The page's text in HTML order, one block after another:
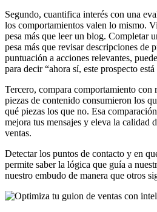
Segundo, cuantifica interés con una
los comportamientos valen lo mismo.
pesa más que leer un blog. Completar
pesa más que revisar descripciones de
puntuación a acciones relevantes,
para decir “ahora sí, este prospecto
Tercero, compara comportamiento con
piezas de contenido consumieron los
qué piezas los que no. Esa
mejora tus mensajes y eleva la calidad
ventas.
Detectar los puntos de contacto y en
permite saber la lógica que guía a
nuestro embudo de manera que otros